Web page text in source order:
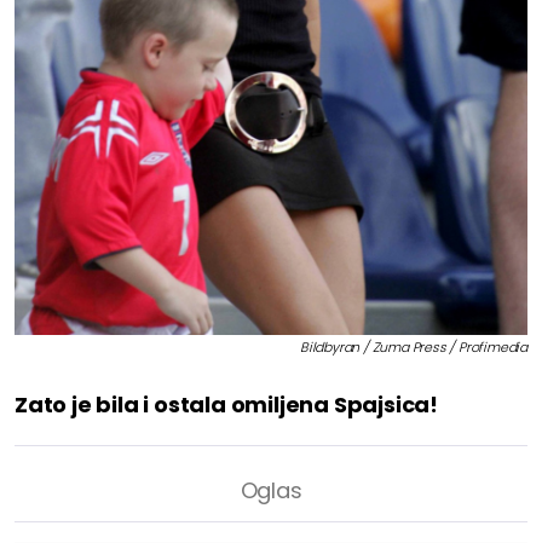
Bildbyran / Zuma Press / Profimedia
Zato je bila i ostala omiljena Spajsica!